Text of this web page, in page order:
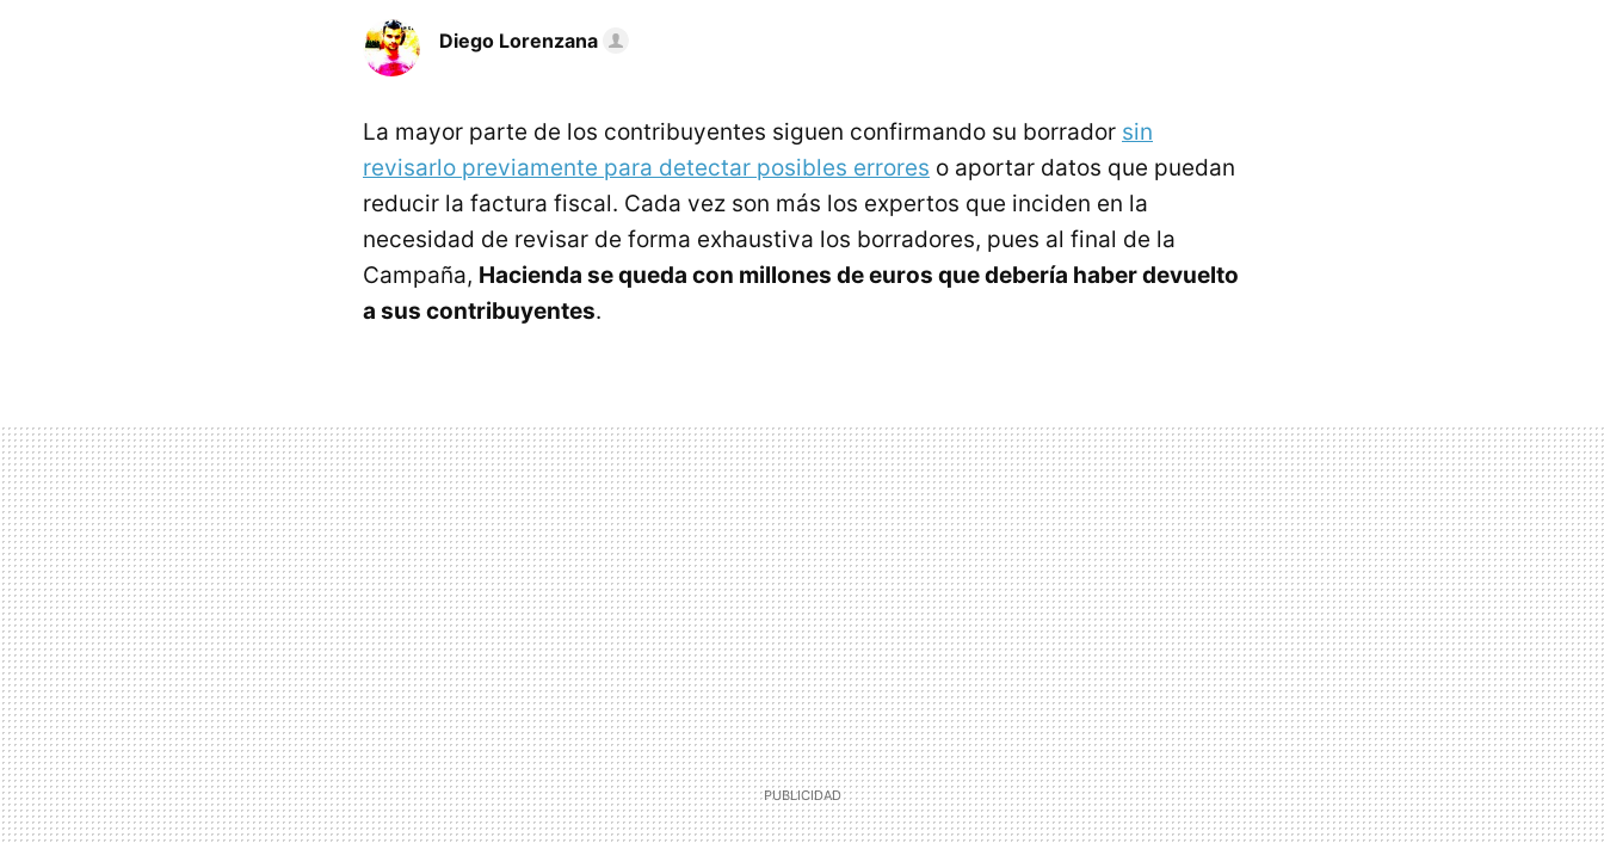
Diego Lorenzana
La mayor parte de los contribuyentes siguen confirmando su borrador sin
revisarlo previamente para detectar posibles errores o aportar datos que puedan
reducir la factura fiscal. Cada vez son más los expertos que inciden en la
necesidad de revisar de forma exhaustiva los borradores, pues al final de la
Campaña, Hacienda se queda con millones de euros que debería haber devuelto
a sus contribuyentes.